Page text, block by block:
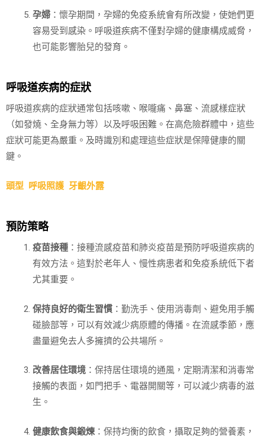
孕婦 ：懷孕期間，孕婦的免疫系統會有所改變，使她們更
容易受到感染。呼吸道疾病不僅對孕婦的健康構成威脅，
也可能影響胎兒的發育。
呼吸道疾病的症狀
呼吸道疾病的症狀通常包括咳嗽、喉嚨痛、鼻塞、流感樣症狀
（如發燒、全身無力等）以及呼吸困難。在高危險群體中，這些
症狀可能更為嚴重。及時識別和處理這些症狀是保障健康的關
鍵。
頭型 呼吸照護 牙齦外露
預防策略
疫苗接種 ：接種流感疫苗和肺炎疫苗是預防呼吸道疾病的
有效方法。這對於老年人、慢性病患者和免疫系統低下者
尤其重要。
保持良好的衛生習慣 ：勤洗手、使用消毒劑、避免用手觸
碰臉部等，可以有效減少病原體的傳播。在流感季節，應
盡量避免去人多擁擠的公共場所。
改善居住環境 ：保持居住環境的通風，定期清潔和消毒常
接觸的表面，如門把手、電器開關等，可以減少病毒的滋
生。
健康飲食與鍛煉 ：保持均衡的飲食，攝取足夠的營養素，